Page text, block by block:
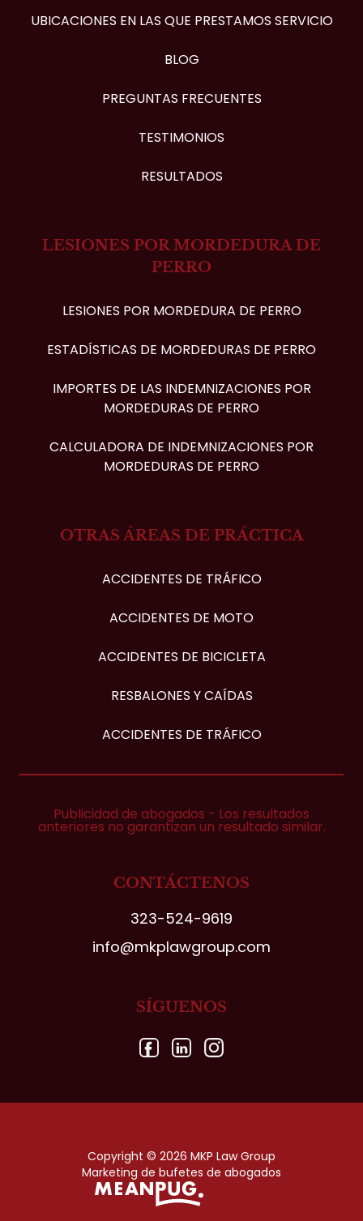
UBICACIONES EN LAS QUE PRESTAMOS SERVICIO
BLOG
PREGUNTAS FRECUENTES
TESTIMONIOS
RESULTADOS
LESIONES POR MORDEDURA DE
PERRO
LESIONES POR MORDEDURA DE PERRO
ESTADÍSTICAS DE MORDEDURAS DE PERRO
IMPORTES DE LAS INDEMNIZACIONES POR
MORDEDURAS DE PERRO
CALCULADORA DE INDEMNIZACIONES POR
MORDEDURAS DE PERRO
OTRAS ÁREAS DE PRÁCTICA
ACCIDENTES DE TRÁFICO
ACCIDENTES DE MOTO
ACCIDENTES DE BICICLETA
RESBALONES Y CAÍDAS
ACCIDENTES DE TRÁFICO
Publicidad de abogados - Los resultados
anteriores no garantizan un resultado similar.
CONTÁCTENOS
323-524-9619
info@mkplawgroup.com
SÍGUENOS
Copyright © 2026 MKP Law Group
Marketing de bufetes de abogados